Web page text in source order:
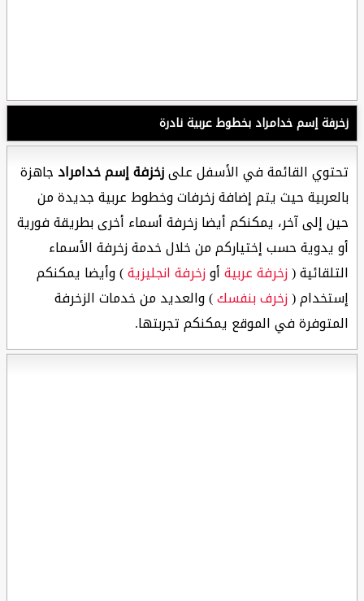
زخرفة إسم خدامراد بخطوط عربية نادرة
تحتوي القائمة في الأسفل علىزخزفة إسم خدامراد جاهزة
بالعربية حيث يتم إضافة زخرفات وخطوط عربية جديدة من
حين إلى آخر، يمكنكم أيضا زخرفة أسماء أخرى بطريقة فورية
أو يدوية حسب إختياركم من خلال خدمة زخرفة الأسماء
التلقائية (زخرفة عربيةأوزخرفة انجليزية) وأيضا يمكنكم
إستخدام (زخرف بنفسك) والعديد من خدمات الزخرفة
المتوفرة في الموقع يمكنكم تجربتها.